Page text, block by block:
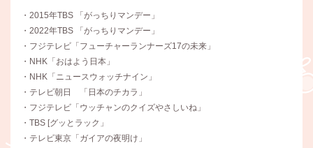
・2015年TBS 「がっちりマンデー」
・2022年TBS 「がっちりマンデー」
・フジテレビ「フューチャーランナーズ17の未来」
・NHK「おはよう日本」
・NHK「ニュースウォッチナイン」
・テレビ朝日 「日本のチカラ」
・フジテレビ「ウッチャンのクイズやさしいね」
・TBS [グッとラック」
・テレビ東京「ガイアの夜明け」